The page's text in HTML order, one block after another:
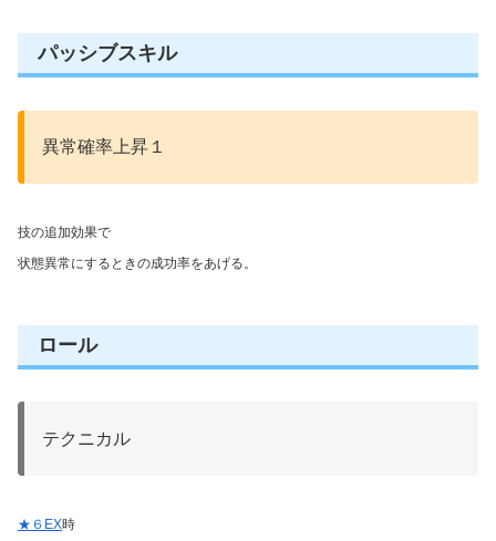
パッシブスキル
異常確率上昇１
技の追加効果で
状態異常にするときの成功率をあげる。
ロール
テクニカル
★６EX時